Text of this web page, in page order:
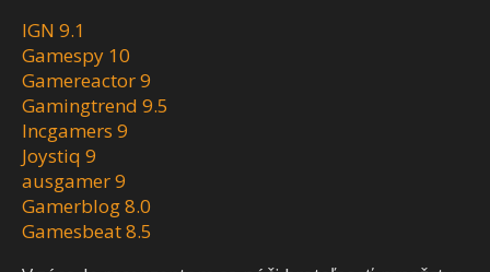
IGN 9.1
Gamespy 10
Gamereactor 9
Gamingtrend 9.5
Incgamers 9
Joystiq 9
ausgamer 9
Gamerblog 8.0
Gamesbeat 8.5